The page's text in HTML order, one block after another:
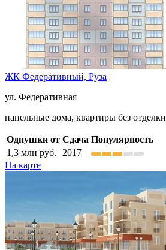
ЖК Федеративный, Руза
ул. Федеративная
панельные дома, квартиры без отделки
Однушки от Сдача Популярность
1,3 млн руб.
2017
На карте